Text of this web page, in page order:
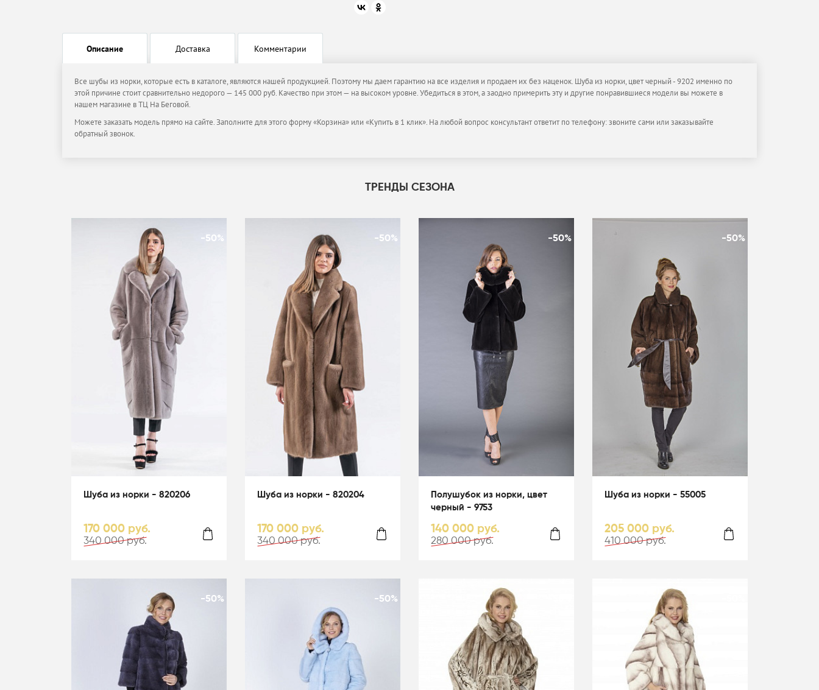
Описание Доставка Комментарии
Все шубы из норки, которые есть в каталоге, являются нашей продукцией. Поэтому мы даем гарантию на все изделия и продаем их без наценок. Шуба из норки, цвет черный - 9202 именно по
этой причине стоит сравнительно недорого — 145 000 руб. Качество при этом — на высоком уровне. Убедиться в этом, а заодно примерить эту и другие понравившиеся модели вы можете в
нашем магазине в ТЦ На Беговой.
Можете заказать модель прямо на сайте. Заполните для этого форму «Корзина» или «Купить в 1 клик». На любой вопрос консультант ответит по телефону: звоните сами или заказывайте
обратный звонок.
ТРЕНДЫ СЕЗОНА
-50%
Шуба из норки - 820206
170 000 руб.
340 000 руб.
-50%
Шуба из норки - 820204
170 000 руб.
340 000 руб.
-50%
Полушубок из норки, цвет
черный - 9753
140 000 руб.
280 000 руб.
-50%
Шуба из норки - 55005
205 000 руб.
410 000 руб.
-50% -50%